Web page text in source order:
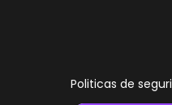
Politicas de